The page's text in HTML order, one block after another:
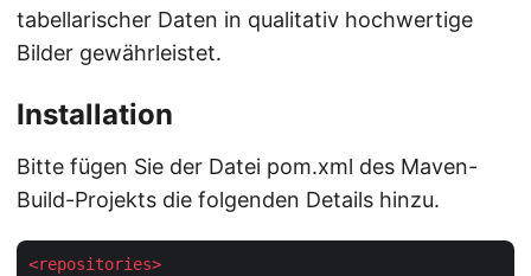
tabellarischer Daten in qualitativ hochwertige
Bilder gewährleistet.
Installation
Bitte fügen Sie der Datei pom.xml des Maven-
Build-Projekts die folgenden Details hinzu.
<repositories>